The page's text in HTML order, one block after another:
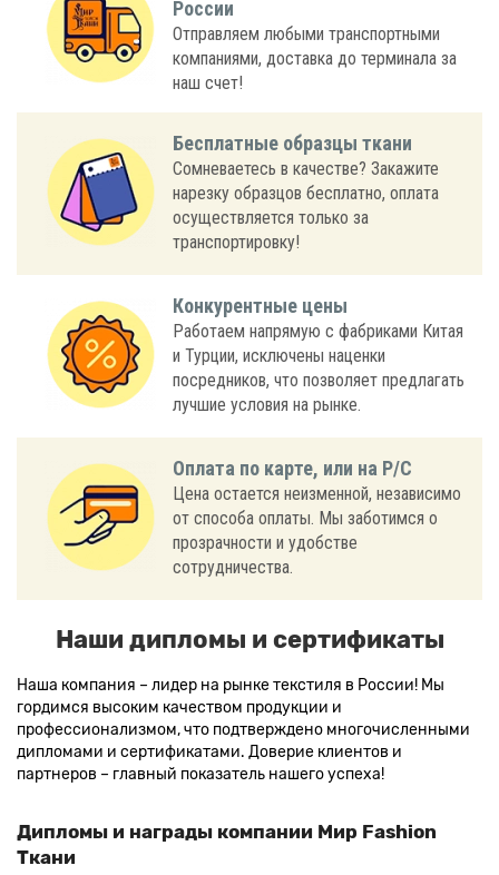
России
Отправляем любыми транспортными
компаниями, доставка до терминала за
наш счет!
Бесплатные образцы ткани
Сомневаетесь в качестве? Закажите
нарезку образцов бесплатно, оплата
осуществляется только за
транспортировку!
Конкурентные цены
Работаем напрямую с фабриками Китая
и Турции, исключены наценки
посредников, что позволяет предлагать
лучшие условия на рынке.
Оплата по карте, или на Р/С
Цена остается неизменной, независимо
от способа оплаты. Мы заботимся о
прозрачности и удобстве
сотрудничества.
Наши дипломы и сертификаты
Наша компания – лидер на рынке текстиля в России! Мы
гордимся высоким качеством продукции и
профессионализмом, что подтверждено многочисленными
дипломами и сертификатами. Доверие клиентов и
партнеров – главный показатель нашего успеха!
Дипломы и награды компании Мир Fashion
Ткани